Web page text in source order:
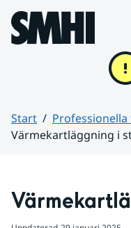
Hoppa till sidans innehåll
Start
Värmekartläggning i